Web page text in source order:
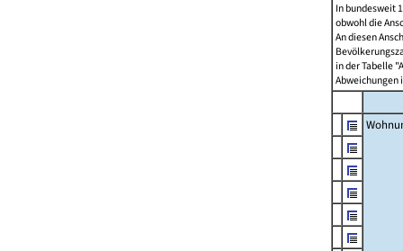
In bundesweit
obwohl die
An diesen
in der Tabelle
Abweichungen